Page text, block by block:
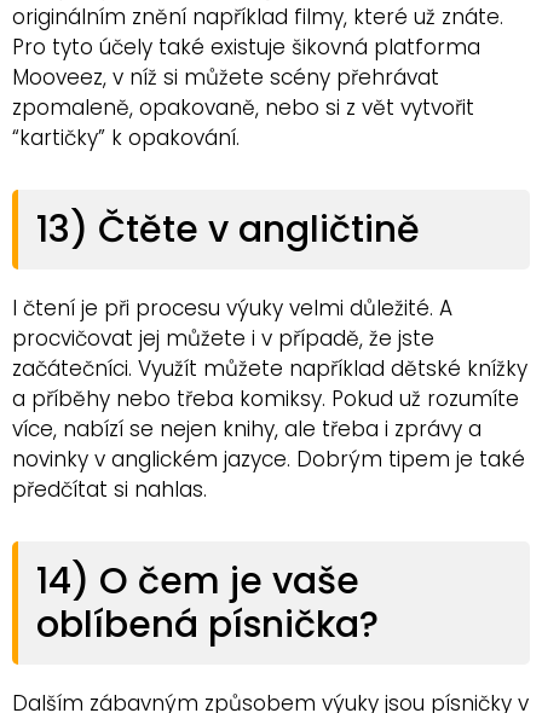
originálním znění například filmy, které už znáte.
Pro tyto účely také existuje šikovná platforma
Mooveez, v níž si můžete scény přehrávat
zpomaleně, opakovaně, nebo si z vět vytvořit
“kartičky” k opakování.
13) Čtěte v angličtině
I čtení je při procesu výuky velmi důležité. A
procvičovat jej můžete i v případě, že jste
začátečníci. Využít můžete například dětské knížky
a příběhy nebo třeba komiksy. Pokud už rozumíte
více, nabízí se nejen knihy, ale třeba i zprávy a
novinky v anglickém jazyce. Dobrým tipem je také
předčítat si nahlas.
14) O čem je vaše
oblíbená písnička?
Dalším zábavným způsobem výuky jsou písničky v